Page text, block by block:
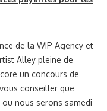
de la WIP Agency et
Alley pleine de
un concours de
conseiller que
ou nous serons samedi